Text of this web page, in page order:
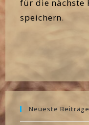
für die nächste
speichern.
Neueste Beiträge